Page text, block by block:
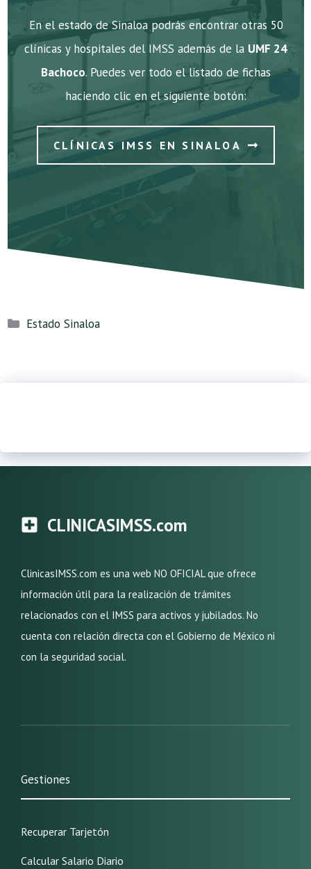
En el estado de Sinaloa podrás encontrar otras 50
clínicas y hospitales del IMSS además de la UMF 24
Bachoco. Puedes ver todo el listado de fichas
haciendo clic en el siguiente botón:
CLÍNICAS IMSS EN SINALOA
Categorías
Estado Sinaloa
CLINICASIMSS.com
ClinicasIMSS.com es una web NO OFICIAL que ofrece
información útil para la realización de trámites
relacionados con el IMSS para activos y jubilados. No
cuenta con relación directa con el Gobierno de México ni
con la seguridad social.
Gestiones
Recuperar Tarjetón
Calcular Salario Diario